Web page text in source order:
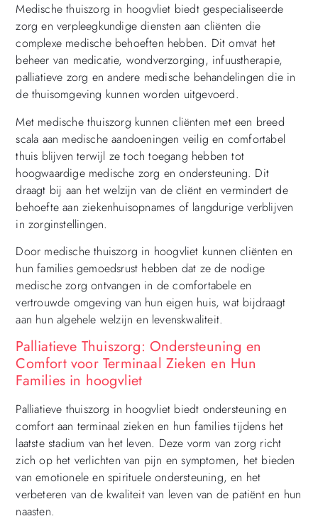
Medische thuiszorg in hoogvliet biedt gespecialiseerde
zorg en verpleegkundige diensten aan cliënten die
complexe medische behoeften hebben. Dit omvat het
beheer van medicatie, wondverzorging, infuustherapie,
palliatieve zorg en andere medische behandelingen die in
de thuisomgeving kunnen worden uitgevoerd.
Met medische thuiszorg kunnen cliënten met een breed
scala aan medische aandoeningen veilig en comfortabel
thuis blijven terwijl ze toch toegang hebben tot
hoogwaardige medische zorg en ondersteuning. Dit
draagt bij aan het welzijn van de cliënt en vermindert de
behoefte aan ziekenhuisopnames of langdurige verblijven
in zorginstellingen.
Door medische thuiszorg in hoogvliet kunnen cliënten en
hun families gemoedsrust hebben dat ze de nodige
medische zorg ontvangen in de comfortabele en
vertrouwde omgeving van hun eigen huis, wat bijdraagt
aan hun algehele welzijn en levenskwaliteit.
Palliatieve Thuiszorg: Ondersteuning en
Comfort voor Terminaal Zieken en Hun
Families in hoogvliet
Palliatieve thuiszorg in hoogvliet biedt ondersteuning en
comfort aan terminaal zieken en hun families tijdens het
laatste stadium van het leven. Deze vorm van zorg richt
zich op het verlichten van pijn en symptomen, het bieden
van emotionele en spirituele ondersteuning, en het
verbeteren van de kwaliteit van leven van de patiënt en hun
naasten.